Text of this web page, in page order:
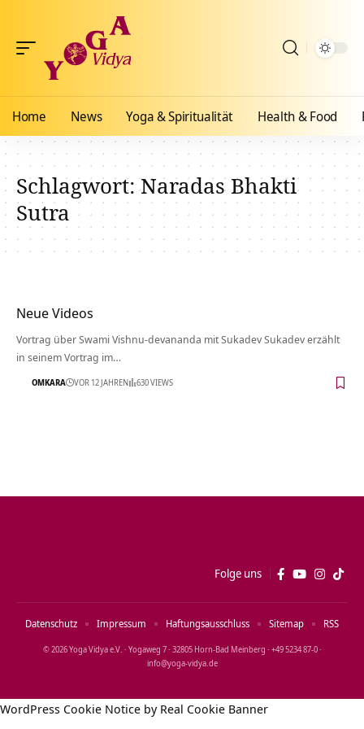
Home News Yoga & Spiritualität Health & Food
Schlagwort:Naradas Bhakti
Sutra
Neue Videos
Vortrag über Swami Vishnu-devananda mit Sukadev Sukadev erzählt
in seinem Vortrag im…
OMKARA VOR 12 JAHREN 630 VIEWS
Folge uns
© 2026 Yoga Vidya e.V. · Yogaweg 7 · 32805 Horn‑Bad Meinberg · +49 5234 87‑0 ·
info@yoga‑vidya.de
Datenschutz Impressum Haftungsausschluss Sitemap RSS
WordPress Cookie Notice by Real Cookie Banner